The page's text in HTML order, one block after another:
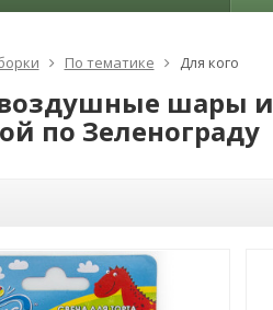
По тематике Для кого
шары
по Зеленограду